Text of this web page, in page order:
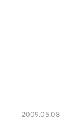
2009.05.08